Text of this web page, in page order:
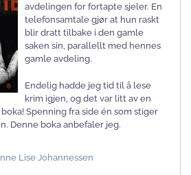
avdelingen for fortapte sjeler. En
telefonsamtale gjør at hun raskt
blir dratt tilbake i den gamle
saken sin, parallellt med hennes
gamle avdeling.
Endelig hadde jeg tid til å lese
krim igjen, og det var litt av en
Spenning fra side én som stiger
Denne boka anbefaler jeg.
Lise Johannessen